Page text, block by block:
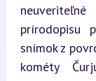
prírodopisu
snímok z
kométy